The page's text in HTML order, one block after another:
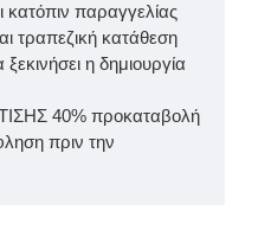
κατόπιν παραγγελίας
τραπεζική κατάθεση
η δημιουργία
40% προκαταβολή
πριν την